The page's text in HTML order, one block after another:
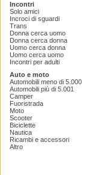
Incontri
Solo amici
Incroci di sguardi
Trans
Donna cerca uomo
Donna cerca donna
Uomo cerca donna
Uomo cerca uomo
Incontri per adulti
Auto e moto
Automobili meno di 5.000
Automobili più di 5.001
Camper
Fuoristrada
Moto
Scooter
Biciclette
Nautica
Ricambi e accessori
Altro